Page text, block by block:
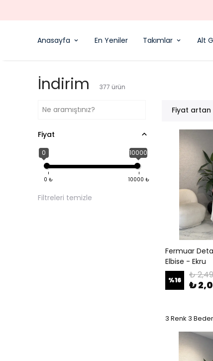
Anasayfa En Yeniler Takımlar Alt
İndirim 377 ürün
Fiyat artan
Fiyat
0 10000
0 ₺ 10000 ₺
Filtreleri temizle
Fermuar
Elbise - Ekru
%16 ₺
₺
3 Renk 3